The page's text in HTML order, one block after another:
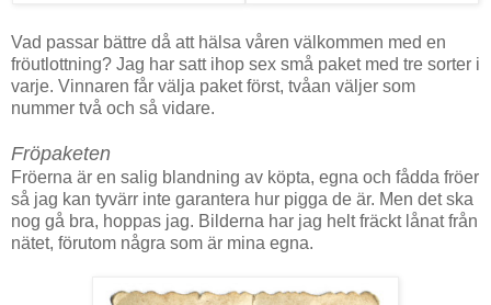
Vad passar bättre då att hälsa våren välkommen med en
fröutlottning? Jag har satt ihop sex små paket med tre sorter i
varje. Vinnaren får välja paket först, tvåan väljer som
nummer två och så vidare.
Fröpaketen
Fröerna är en salig blandning av köpta, egna och fådda fröer
så jag kan tyvärr inte garantera hur pigga de är. Men det ska
nog gå bra, hoppas jag. Bilderna har jag helt fräckt lånat från
nätet, förutom några som är mina egna.